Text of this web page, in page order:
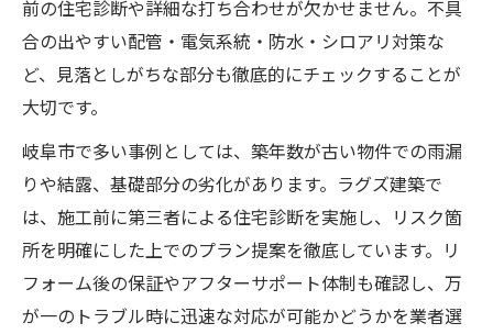
前の住宅診断や詳細な打ち合わせが欠かせません。不具
合の出やすい配管・電気系統・防水・シロアリ対策な
ど、見落としがちな部分も徹底的にチェックすることが
大切です。
岐阜市で多い事例としては、築年数が古い物件での雨漏
りや結露、基礎部分の劣化があります。ラグズ建築で
は、施工前に第三者による住宅診断を実施し、リスク箇
所を明確にした上でのプラン提案を徹底しています。リ
フォーム後の保証やアフターサポート体制も確認し、万
が一のトラブル時に迅速な対応が可能かどうかを業者選